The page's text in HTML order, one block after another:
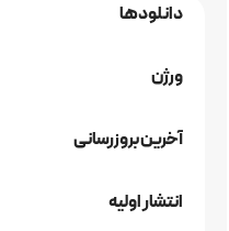
دانلودها
ورژن
آخرین بروزرسانی
انتشار اولیه